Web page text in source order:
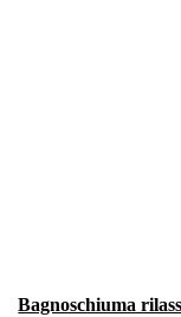
Bagnoschiuma